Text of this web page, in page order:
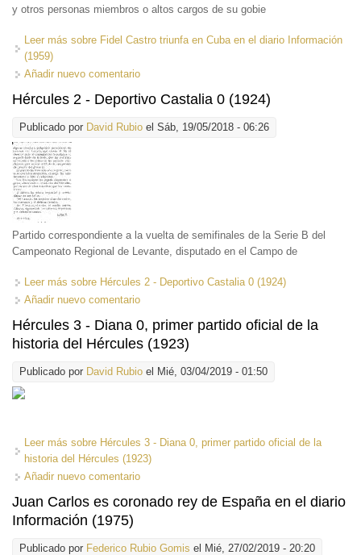
y otros personas miembros o altos cargos de su gobie
Leer más sobre Fidel Castro triunfa en Cuba en el diario Información
(1959)
Añadir nuevo comentario
Hércules 2 - Deportivo Castalia 0 (1924)
Publicado por David Rubio el Sáb, 19/05/2018 - 06:26
Partido correspondiente a la vuelta de semifinales de la Serie B del
Campeonato Regional de Levante, disputado en el Campo de
Leer más sobre Hércules 2 - Deportivo Castalia 0 (1924)
Añadir nuevo comentario
Hércules 3 - Diana 0, primer partido oficial de la
historia del Hércules (1923)
Publicado por David Rubio el Mié, 03/04/2019 - 01:50
Leer más sobre Hércules 3 - Diana 0, primer partido oficial de la
historia del Hércules (1923)
Añadir nuevo comentario
Juan Carlos es coronado rey de España en el diario
Información (1975)
Publicado por Federico Rubio Gomis el Mié, 27/02/2019 - 20:20